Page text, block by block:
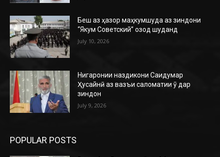
Беш аз ҳазор маҳкумшуда аз зиндони
“Якум Советский” озод шуданд
July 10, 2026
Нигаронии наздикони Саидумар
Ҳусайнӣ аз вазъи саломатии ӯ дар
зиндон
July 9, 2026
POPULAR POSTS